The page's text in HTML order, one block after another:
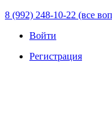
8 (992) 248-10-22 (все
Войти
Регистрация